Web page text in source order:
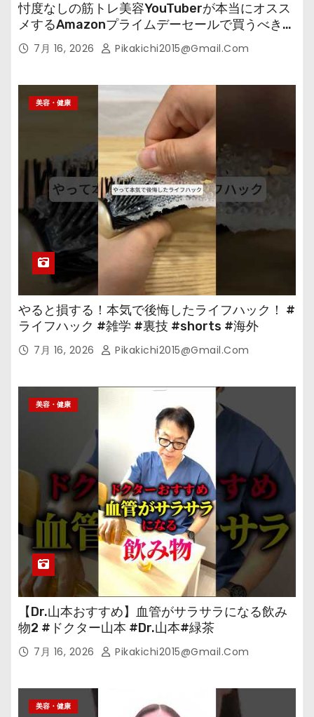
忖度なしの筋トレ美容YouTuberが本当にオスス
メするAmazonプライムデーセールで買うべきも
の 7月 16, 2026 Pikakichi2015@gmail.com
美容・健康
やると損する！本気で後悔したライフハック！ #
ライフハック #雑学 #裏技 #shorts #海外
7月 16, 2026 Pikakichi2015@gmail.com
美容・健康
【Dr.山本おすすめ】血管がサラサラになる飲み
物2 #ドクター山本 #Dr.山本#緑茶
7月 16, 2026 Pikakichi2015@gmail.com
美容・健康